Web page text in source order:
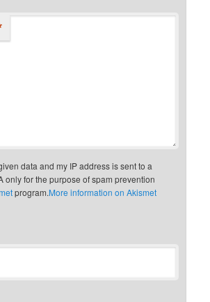
data and my IP address is sent to a
only for the purpose of spam prevention
program.More information on Akismet